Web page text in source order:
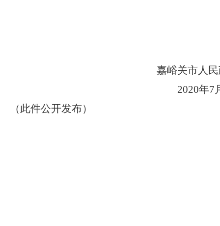
嘉峪关市人
2020年7
（此件公开发布）